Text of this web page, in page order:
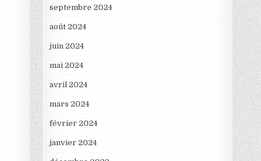
septembre 2024
août 2024
juin 2024
mai 2024
avril 2024
mars 2024
février 2024
janvier 2024